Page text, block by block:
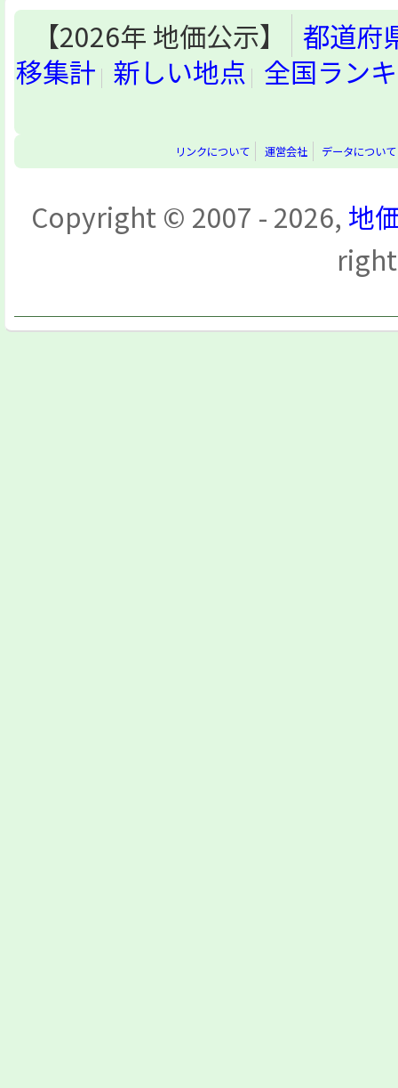
【2026年 地価公示】
都道府
移集計 新しい地点 全国ラン
リンクについて 運営会社 データについて
Copyright © 2007 - 2026, 地